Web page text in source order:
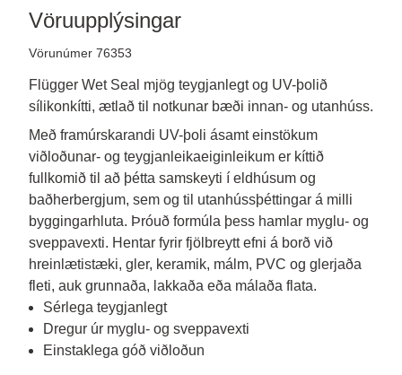
Vöruupplýsingar
Vörunúmer 76353
Flügger Wet Seal mjög teygjanlegt og UV-þolið
sílikonkítti, ætlað til notkunar bæði innan- og utanhúss.
Með framúrskarandi UV-þoli ásamt einstökum
viðloðunar- og teygjanleikaeiginleikum er kít­t­ið
fullkomið til að þétta samskeyti í eldhúsum og
baðherbergjum, sem og til utanhússþéttingar á milli
byggingarhluta. Þróuð formúla þess hamlar myglu- og
sveppavexti. Hentar fyrir fjölbreytt efni á borð við
hreinlætistæki, gler, keramik, málm, PVC og glerjaða
fleti, auk grunnaða, lakkaða eða málaða flata.
Sérlega teygjanlegt
Dregur úr myglu- og sveppavexti
Einstaklega góð viðloðun